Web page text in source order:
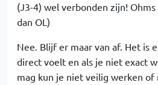
(J3-4) wel verbonden zijn!
dan OL)
Nee. Blijf er maar van af. Het is
direct voelt en als je niet exact
mag kun je niet veilig werken of